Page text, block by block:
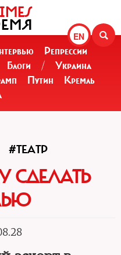
EN
Репрессии
Блоги /
Украина
Путин
Кремль
#ТЕАТР
СДЕЛАТЬ